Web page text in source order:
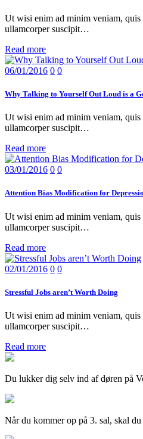
Ut wisi enim ad minim veniam, quis
ullamcorper suscipit…
Read more
06/01/2016 0 0
Why Talking to Yourself Out Loud is a
Ut wisi enim ad minim veniam, quis
ullamcorper suscipit…
Read more
03/01/2016 0 0
Attention Bias Modification for
Ut wisi enim ad minim veniam, quis
ullamcorper suscipit…
Read more
02/01/2016 0 0
Stressful Jobs aren’t Worth Doing
Ut wisi enim ad minim veniam, quis
ullamcorper suscipit…
Read more
Du lukker dig selv ind af døren på
Når du kommer op på 3. sal, skal